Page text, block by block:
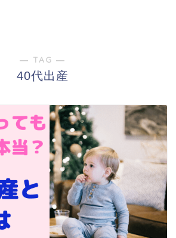
― TAG ―
40代出産